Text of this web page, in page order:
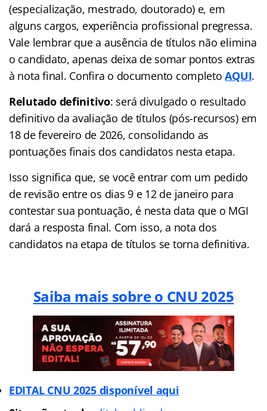
(especialização, mestrado, doutorado) e, em
alguns cargos, experiência profissional pregressa.
Vale lembrar que a ausência de títulos não elimina
o candidato, apenas deixa de somar pontos extras
à nota final. Confira o documento completoAQUI.
Relutado definitivo: será divulgado o resultado
definitivo da avaliação de títulos (pós-recursos) em
18 de fevereiro de 2026, consolidando as
pontuações finais dos candidatos nesta etapa.
Isso significa que, se você entrar com um pedido
de revisão entre os dias 9 e 12 de janeiro para
contestar sua pontuação, é nesta data que o MGI
dará a resposta final. Com isso, a nota dos
candidatos na etapa de títulos se torna definitiva.
Saiba mais sobre o CNU 2025
EDITAL CNU 2025 disponível aqui